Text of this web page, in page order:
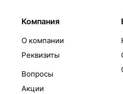
Компания
О компании
Реквизиты
Вопросы
Акции